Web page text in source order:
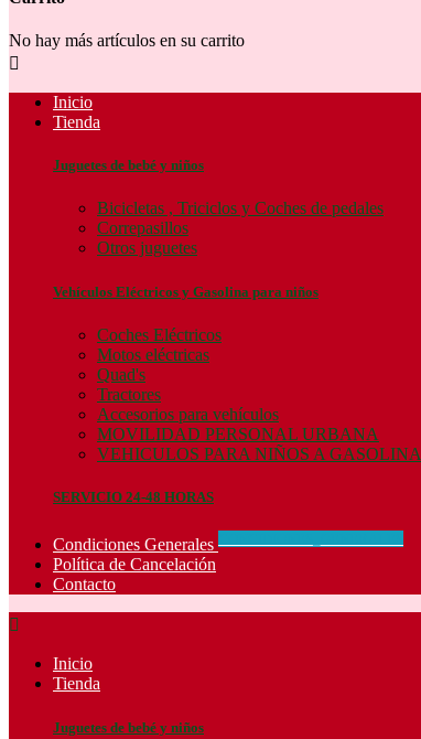
No hay más artículos en su carrito

Inicio
Tienda
Juguetes de bebé y niños
Bicicletas , Triciclos y Coches de pedales
Correpasillos
Otros juguetes
Vehículos Eléctricos y Gasolina para niños
Coches Eléctricos
Motos eléctricas
Quad's
Tractores
Accesorios para vehículos
MOVILIDAD PERSONAL URBANA
VEHICULOS PARA NIÑOS A GASOLINA
SERVICIO 24-48 HORAS
Condiciones Generales
Política de Cancelación
Contacto

Inicio
Tienda
Juguetes de bebé y niños